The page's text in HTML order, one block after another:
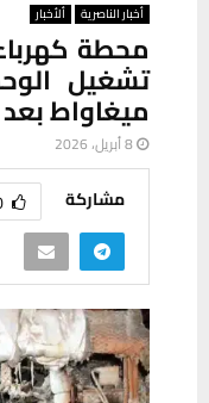
أخبار الناصرية ألأخبار
محطة كهرباء
ميغاواط
8 أبريل، 2026
مشاركة